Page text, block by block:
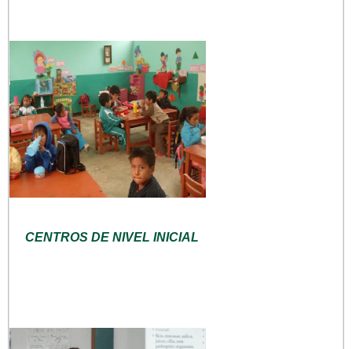
CENTROS DE NIVEL INICIAL